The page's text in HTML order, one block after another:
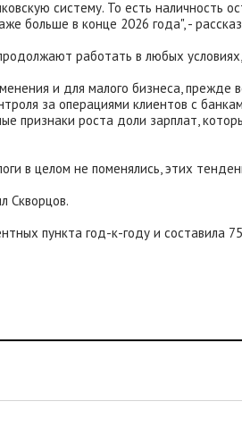
систему. То есть наличность
больше в конце 2026 года", -
работать в любых
и для малого бизнеса, прежде
за операциями клиентов с
роста доли зарплат,
в целом не поменялись, этих
Скворцов.
пункта год-к-году и составила